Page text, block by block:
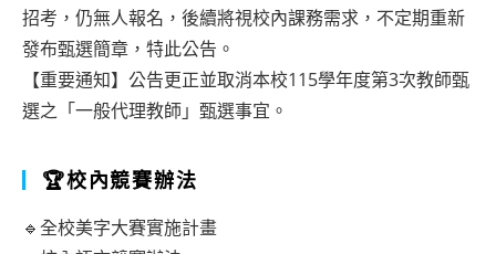
招考，仍無人報名，後續將視校內課務需求，不定期重新
發布甄選簡章，特此公告。
【重要通知】公告更正並取消本校115學年度第3次教師甄
選之「一般代理教師」甄選事宜。
🏆校內競賽辦法
🔹全校美字大賽實施計畫